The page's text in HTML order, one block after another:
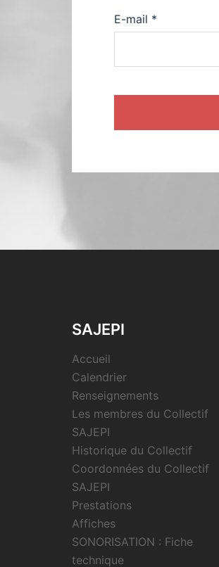
E-mail *
SAJEPI
Accueil
Calendrier
Renseignements
Les membres du Collectif
SAJEPI
Historique du Collectif
Coordonnées du Collectif
SAJEPI
Prestations
Affiches
SONORISATION : Fiche
technique